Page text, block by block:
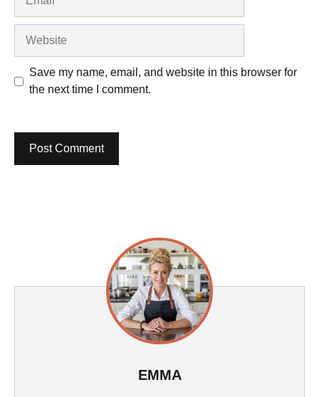
Save my name, email, and website in this browser for
the next time I comment.
EMMA